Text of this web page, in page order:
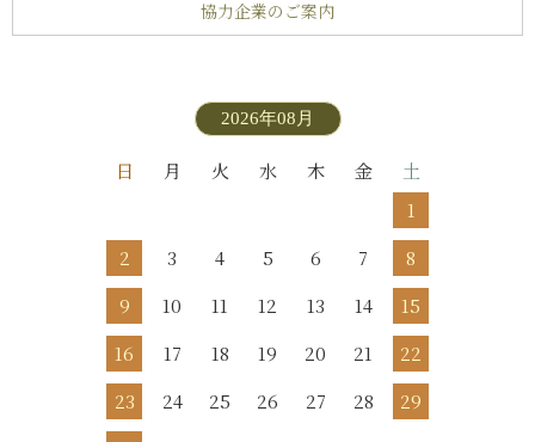
協力企業のご案内
2026年08月
日 月 火 水 木 金
土
1
2
3 4 5 6 7
8
9
10 11 12 13 14
15
16
17 18 19 20 21
22
23
24 25 26 27 28
29